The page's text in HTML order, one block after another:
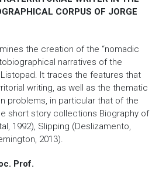
CORPUS OF JORGE
the creation of the “nomadic
narratives of the
It traces the features that
writing, as well as the thematic
problems, in particular that of the
short story collections Biography of
1992), Slipping (Deslizamento,
2013).
Prof.